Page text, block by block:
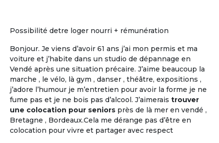
Possibilité detre loger nourri + rémunération
Bonjour. Je viens d’avoir 61 ans j’ai mon permis et ma
voiture et j’habite dans un studio de dépannage en
Vendé après une situation précaire. J’aime beaucoup la
marche , le vélo, là gym , danser , théâtre, expositions ,
j’adore l’humour je m’entretien pour avoir la forme je ne
fume pas et je ne bois pas d’alcool. J’aimerais trouver
une colocation pour seniors près de là mer en vendé ,
Bretagne , Bordeaux.Cela me dérange pas d’être en
colocation pour vivre et partager avec respect